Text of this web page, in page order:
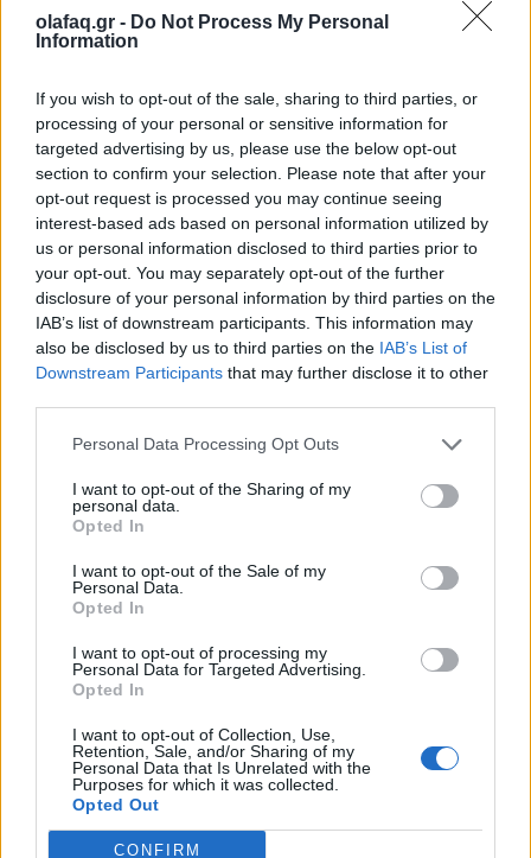
olafaq.gr - Do Not Process My Personal
Information
If you wish to opt-out of the sale, sharing to third parties, or
processing of your personal or sensitive information for
targeted advertising by us, please use the below opt-out
section to confirm your selection. Please note that after your
opt-out request is processed you may continue seeing
interest-based ads based on personal information utilized by
us or personal information disclosed to third parties prior to
your opt-out. You may separately opt-out of the further
disclosure of your personal information by third parties on the
IAB’s list of downstream participants. This information may
also be disclosed by us to third parties on the IAB’s List of
Downstream Participants that may further disclose it to other
Personal Data Processing Opt Outs
I want to opt-out of the Sharing of my
personal data.
Opted In
I want to opt-out of the Sale of my
Personal Data.
Opted In
I want to opt-out of processing my
Personal Data for Targeted Advertising.
Opted In
I want to opt-out of Collection, Use,
Retention, Sale, and/or Sharing of my
Personal Data that Is Unrelated with the
Purposes for which it was collected.
Opted Out
CONFIRM
εισάγουν χειροκίνητα τα φιλοδωρήματα στο τέλος
της βραδιάς) κάνει την εμπειρία του μπαρ όλο και
πιο απρόσωπη. Οι άνθρωποι του χώρου εστίασης
νιώθουν πως γίνονται απλώς ένα εξάρτημα της
οθόνης όπου οι πελάτες πληκτρολογούν την
παραγγελία τους.
«Δεν ενδιαφέρονται για το πού βρίσκονται ή τι
υπάρχει στο μενού. Δεν κάθονται στο μπαρ για να
με γνωρίσουν, να δουν πώς φτιάχνω ένα μαρτίνι ή
να ρωτήσουν τι κάνει το μέρος ξεχωριστό»,
αναφέρει χαρακτηριστικά ένας εργαζόμενος ως
μπάρμαν.
Ο προβληματισμός είναι ότι όσο πιο απρόσωπα
γίνονται τα μπαρ, τόσο λιγότερο τα βλέπουν οι
άνθρωποι ως μια κοινωνική εμπειρία στην οποία
όλοι συνεισφέρουν. Αυτό που συμβαίνει στα